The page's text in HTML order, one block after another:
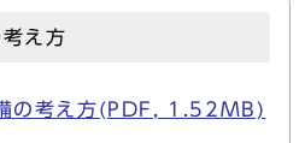
え方
の考え方(PDF, 1.52MB)